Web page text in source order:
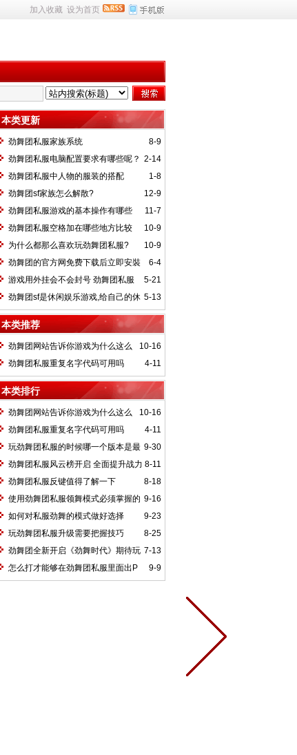
加入收藏 设为首页
本类更新
8-9
劲舞团私服家族系统
2-14
劲舞团私服电脑配置要求有哪些呢？
1-8
劲舞团私服中人物的服装的搭配
12-9
劲舞团sf家族怎么解散?
11-7
劲舞团私服游戏的基本操作有哪些
10-9
劲舞团私服空格加在哪些地方比较
好?
10-9
为什么都那么喜欢玩劲舞团私服?
6-4
劲舞团的官方网免费下载后立即安裝
5-21
游戏用外挂会不会封号 劲舞团私服
外挂安全有保障
5-13
劲舞团sf是休闲娱乐游戏,给自己的休
闲娱乐时光更多刺激好玩
本类推荐
10-16
劲舞团网站告诉你游戏为什么这么
热门
4-11
劲舞团私服重复名字代码可用吗
本类排行
10-16
劲舞团网站告诉你游戏为什么这么
热门
4-11
劲舞团私服重复名字代码可用吗
9-30
玩劲舞团私服的时候哪一个版本是最
好的
8-11
劲舞团私服风云榜开启 全面提升战力
数值
8-18
劲舞团私服反键值得了解一下
9-16
使用劲舞团私服领舞模式必须掌握的
技巧
9-23
如何对私服劲舞的模式做好选择
8-25
玩劲舞团私服升级需要把握技巧
7-13
劲舞团全新开启《劲舞时代》期待玩
家加入
9-9
怎么打才能够在劲舞团私服里面出P